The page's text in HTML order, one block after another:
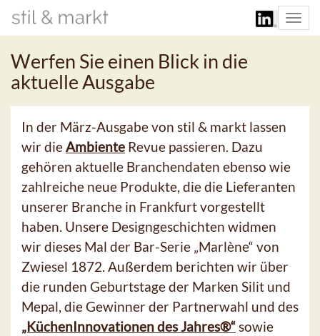
Werfen Sie einen Blick in die
aktuelle Ausgabe
In der März-Ausgabe von stil & markt lassen
wir dieAmbiente Revue passieren. Dazu
gehören aktuelle Branchendaten ebenso wie
zahlreiche neue Produkte, die die Lieferanten
unserer Branche in Frankfurt vorgestellt
haben. Unsere Designgeschichten widmen
wir dieses Mal der Bar-Serie „Marlène“ von
Zwiesel 1872. Außerdem berichten wir über
die runden Geburtstage der Marken Silit und
Mepal, die Gewinner der Partnerwahl und des
„KüchenInnovationen des Jahres®“sowie